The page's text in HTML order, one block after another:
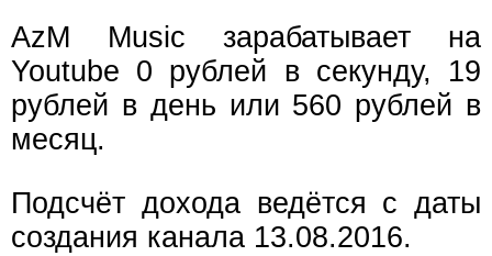
AzM Music зарабатывает на
Youtube 0 рублей в секунду, 19
рублей в день или 560 рублей в
месяц.
Подсчёт дохода ведётся с даты
создания канала 13.08.2016.